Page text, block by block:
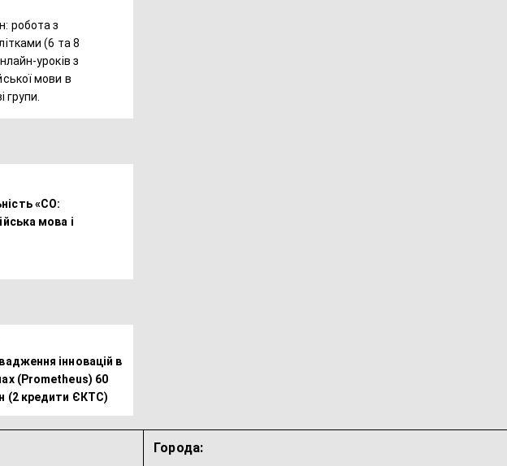
робота з
(6 та 8
уроків з
мови в
групи.
«СО:
мова і
інновацій в
(Prometheus) 60
(2 кредити ЄКТС)
Города: